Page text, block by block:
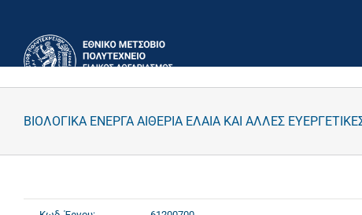
περιεχόμενο
ΒΙΟΛΟΓΙΚΑ ΕΝΕΡΓΑ ΑΙΘΕΡΙΑ ΕΛΑΙΑ ΚΑΙ ΑΛΛΕΣ